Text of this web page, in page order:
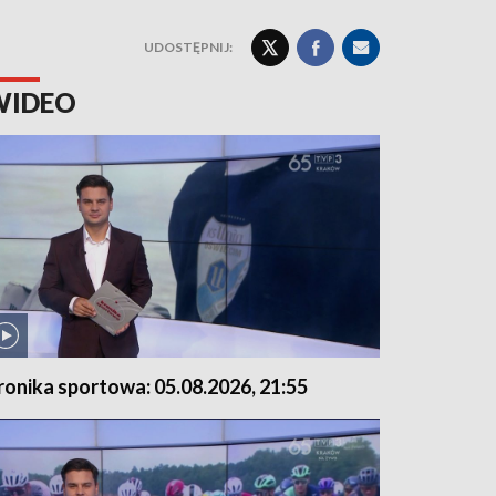
UDOSTĘPNIJ:
sportowa: 05.08.2026, 21:55